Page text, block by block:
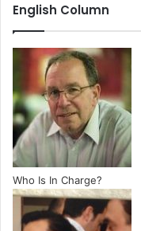
English Column
Who Is In Charge?